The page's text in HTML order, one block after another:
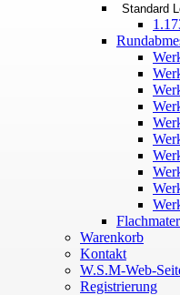
Standard
Warenkorb
Kontakt
W.S.M-Web-
Registrierung